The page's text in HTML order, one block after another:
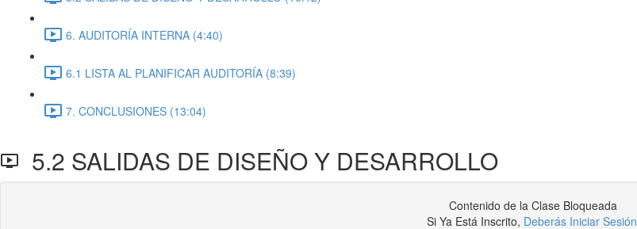
6. AUDITORÍA INTERNA (4:40)
6.1 LISTA AL PLANIFICAR AUDITORÍA (8:39)
7. CONCLUSIONES (13:04)
5.2 SALIDAS DE DISEÑO Y DESARROLLO
Contenido de la Clase Bloqueada
Si Ya Está Inscrito, Deberás Iniciar Sesión